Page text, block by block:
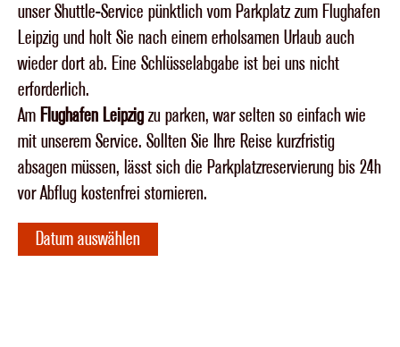
unser Shuttle-Service pünktlich vom Parkplatz zum Flughafen
Leipzig und holt Sie nach einem erholsamen Urlaub auch
wieder dort ab. Eine Schlüsselabgabe ist bei uns nicht
erforderlich.
AmFlughafen Leipzigzu parken, war selten so einfach wie
mit unserem Service. Sollten Sie Ihre Reise kurzfristig
absagen müssen, lässt sich die Parkplatzreservierung bis 24h
vor Abflug kostenfrei stornieren.
Datum auswählen